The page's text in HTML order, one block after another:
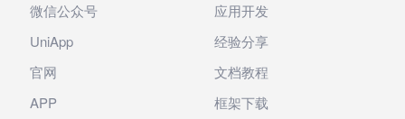
微信公众号
UniApp
官网
APP
应用开发
经验分享
文档教程
框架下载